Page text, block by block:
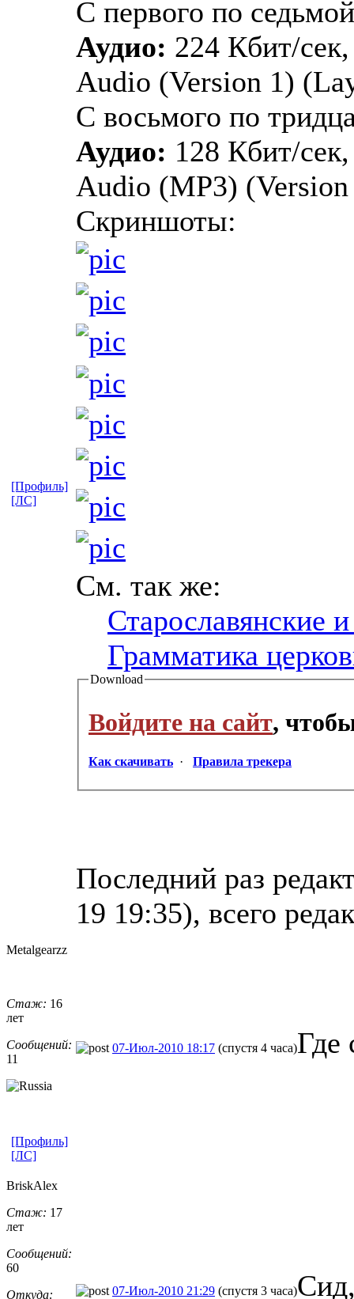
С первого по
Аудио: 224 Кбит/
Audio (Version 1)
С восьмого по
Аудио: 128 Кбит/
Audio (MP3)
Скриншоты:
См. так же:
Старославянские
Грамматика
Download
Войдите на сайт,
Как скачивать · Правила трекера
Последний раз
19 19:35), всего
[Профиль]
[ЛС]
Metalgearzz
Стаж: 16
лет
Сообщений:
11
07-Июл-2010 18:17 (спустя 4 часа)Где
[Профиль]
[ЛС]
BriskAlex
Стаж: 17
лет
Сообщений:
60
Откуда:
07-Июл-2010 21:29 (спустя 3 часа)